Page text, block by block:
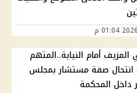
المزيف أمام النيابة..المتهم
صفة مستشار بمجلس
داخل المحكمة